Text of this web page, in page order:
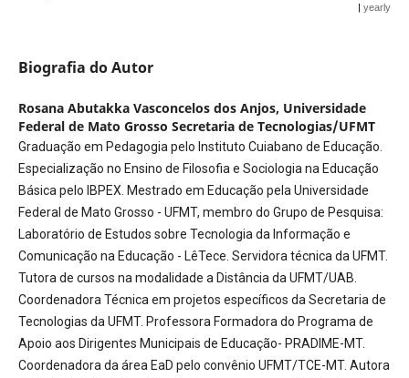
|yearly
Biografia do Autor
Rosana Abutakka Vasconcelos dos Anjos, Universidade
Federal de Mato Grosso Secretaria de Tecnologias/UFMT
Graduação em Pedagogia pelo Instituto Cuiabano de Educação.
Especialização no Ensino de Filosofia e Sociologia na Educação
Básica pelo IBPEX. Mestrado em Educação pela Universidade
Federal de Mato Grosso - UFMT, membro do Grupo de Pesquisa:
Laboratório de Estudos sobre Tecnologia da Informação e
Comunicação na Educação - LêTece. Servidora técnica da UFMT.
Tutora de cursos na modalidade a Distância da UFMT/UAB.
Coordenadora Técnica em projetos específicos da Secretaria de
Tecnologias da UFMT. Professora Formadora do Programa de
Apoio aos Dirigentes Municipais de Educação- PRADIME-MT.
Coordenadora da área EaD pelo convênio UFMT/TCE-MT. Autora